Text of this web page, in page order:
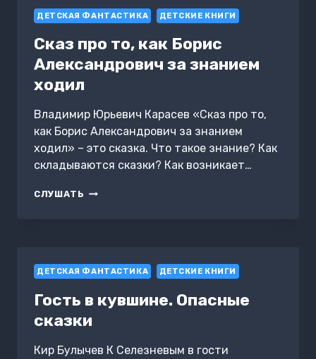
ДЕТСКАЯ ФАНТАСТИКА ДЕТСКИЕ КНИГИ
Сказ про то, как Борис
Александрович за знанием
ходил
Владимир Юрьевич Карасев «Сказ про то,
как Борис Александрович за знанием
ходил» – это сказка. Что такое знание? Как
складываются сказки? Как возникает…
СЛУШАТЬ СКАЗ
ЗА
ХОДИЛ
ДЕТСКАЯ ФАНТАСТИКА ДЕТСКИЕ КНИГИ
Гость в кувшине. Опасные
сказки
Кир Булычев К Селезневым в гости